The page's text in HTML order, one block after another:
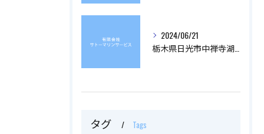
2024/06/21
タグ Tags